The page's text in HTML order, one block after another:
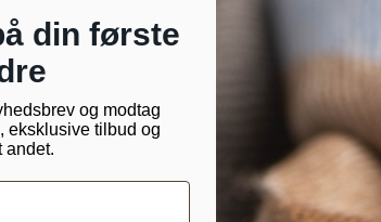
din første
og modtag
eksklusive tilbud og
andet.